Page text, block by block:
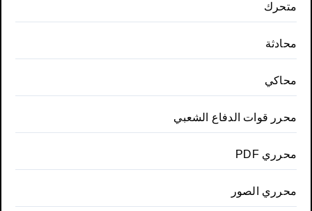
متحرك
محادثة
محاكي
محرر قوات الدفاع الشعبي
محرري PDF
محرري الصور